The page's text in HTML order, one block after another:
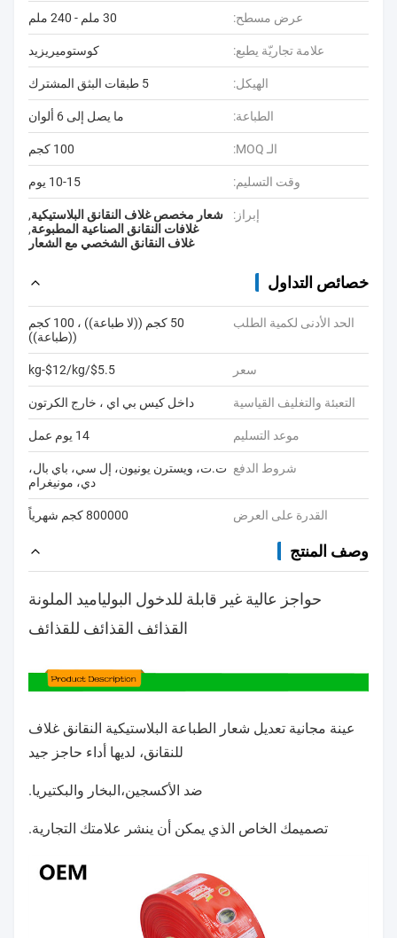
عرض مسطح: 30 ملم - 240 ملم
علامة تجاريّة يطبع: كوستوميريزيد
الهيكل: 5 طبقات البثق المشترك
الطباعة: ما يصل إلى 6 ألوان
الـ MOQ: 100 كجم
وقت التسليم: 10-15 يوم
إبراز: شعار مخصص غلاف النقانق البلاستيكية,
غلافات النقانق الصناعية المطبوعة,
غلاف النقانق الشخصي مع الشعار
خصائص التداول
الحد الأدنى لكمية الطلب
50 كجم ((لا طباعة)) ، 100 كجم
((طباعة))
سعر $5.5/kg-$12/kg
التعبئة والتغليف القياسية داخل كيس بي اي ، خارج الكرتون
موعد التسليم 14 يوم عمل
شروط الدفع ت.ت، ويسترن يونيون، إل سي، باي بال،
دي، مونيغرام
القدرة على العرض 800000 كجم شهرياً
وصف المنتج
حواجز عالية غير قابلة للدخول البولياميد الملونة
القذائف القذائف للقذائف
عينة مجانية تعديل شعار الطباعة البلاستيكية النقانق غلاف
للنقانق، لديها أداء حاجز جيد
ضد الأكسجين،البخار والبكتيريا.
تصميمك الخاص الذي يمكن أن ينشر علامتك التجارية.